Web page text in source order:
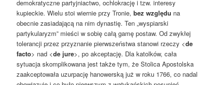
demokratyczne partyjniactwo, ochlokrację i tzw. interesy
kupieckie. Wielu stoi wiernie przy Tronie,bez względu na
obecnie zasiadającą na nim dynastię. Ten „wyspiarski
partykularyzm” mieści w sobię całą gamę postaw. Od zwykłej
tolerancji przez przyznanie pierwszeństwa stanowi rzeczy <de
facto> nad <de jure>, po akceptację. Dla katolków, cała
sytuacja skomplikowana jest także tym, że Stolica Apostolska
zaakceptowała uzurpację hanowerską już w roku 1766, co nadal